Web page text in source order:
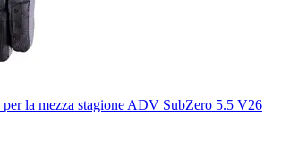
la mezza stagione ADV SubZero 5.5 V26